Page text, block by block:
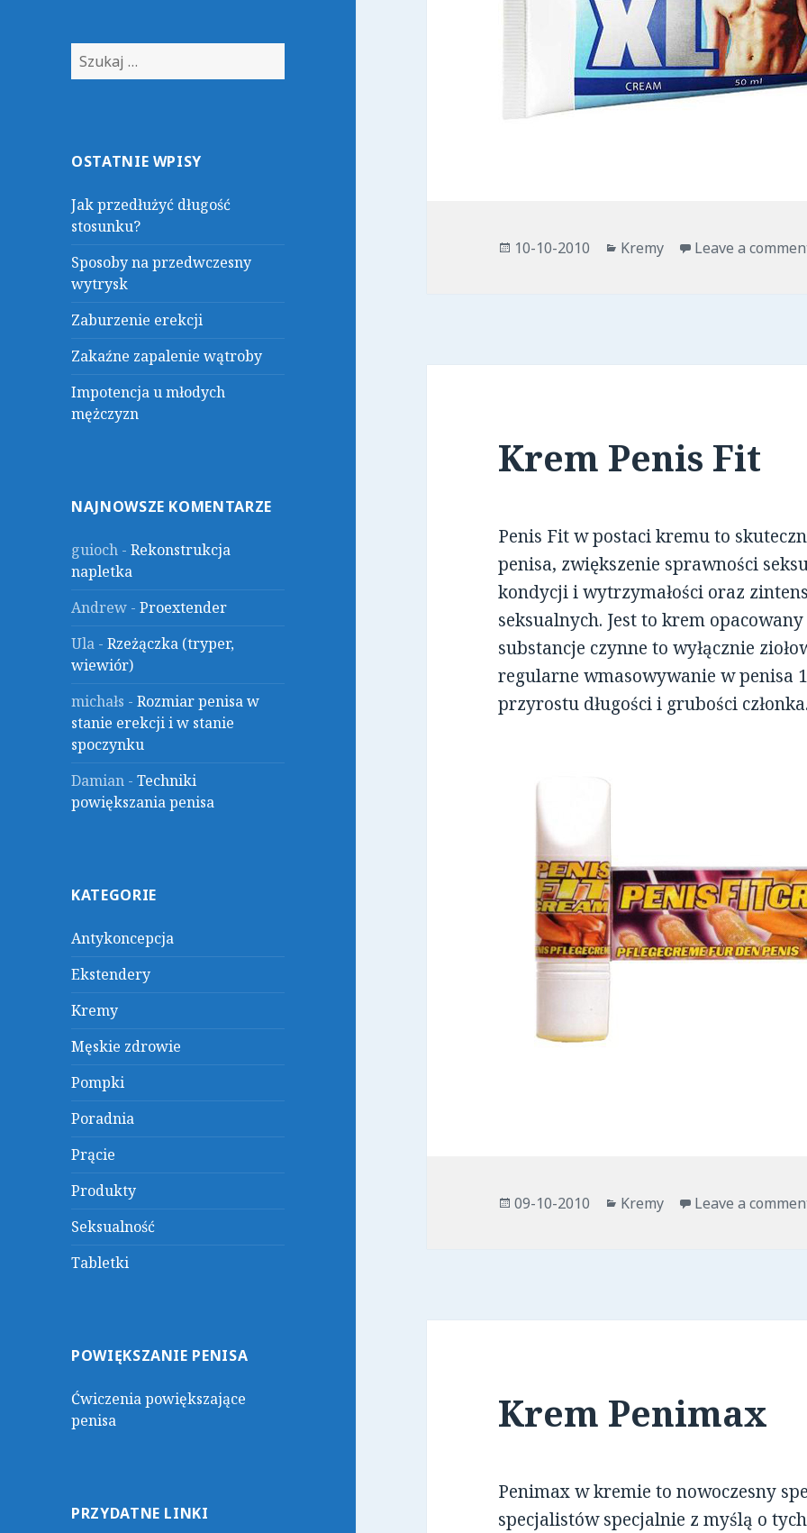
Szukaj:
OSTATNIE WPISY
Jak przedłużyć długość
stosunku?
Sposoby na przedwczesny
wytrysk
Zaburzenie erekcji
Zakaźne zapalenie wątroby
Impotencja u młodych
mężczyzn
NAJNOWSZE KOMENTARZE
guioch -Rekonstrukcja
napletka
Andrew -Proextender
Ula -Rzeżączka (tryper,
wiewiór)
michałs -Rozmiar penisa w
stanie erekcji i w stanie
spoczynku
Damian -Techniki
powiększania penisa
KATEGORIE
Antykoncepcja
Ekstendery
Kremy
Męskie zdrowie
Pompki
Poradnia
Prącie
Produkty
Seksualność
Tabletki
POWIĘKSZANIE PENISA
Ćwiczenia powiększające
penisa
PRZYDATNE LINKI
Opublikowano
10-10-2010 Kategorie
Kremy Leave a
Krem Penis Fit
Penis Fit w postaci kremu to
penisa, zwiększenie sprawności
kondycji i wytrzymałości oraz
seksualnych. Jest to krem
substancje czynne to wyłącznie
regularne wmasowywanie w penisa
przyrostu długości i grubości
Opublikowano
09-10-2010 Kategorie
Kremy Leave a
Krem Penimax
Penimax w kremie to nowoczesny
specjalistów specjalnie z myślą o